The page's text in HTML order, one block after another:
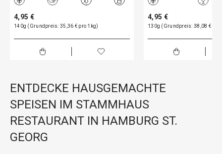
4,95 €
140g (Grundpreis: 35,36 € pro 1kg)
4,95 €
130g (Grundpreis: 38,08 € pro
ENTDECKE HAUSGEMACHTE
SPEISEN IM STAMMHAUS
RESTAURANT IN HAMBURG ST.
GEORG